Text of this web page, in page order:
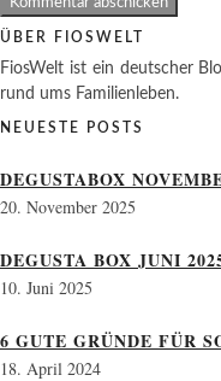
ÜBER FIOSWELT
FiosWelt ist ein deutscher
rund ums Familienleben.
NEUESTE POSTS
DEGUSTABOX
20. November 2025
DEGUSTA BOX JUNI
10. Juni 2025
6 GUTE GRÜNDE FÜR
18. April 2024